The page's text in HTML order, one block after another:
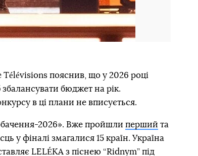
Télévisions пояснив, що у 2026 році
бюджет на рік.
в ці плани не вписується.
2026». Вже пройшли перший та
у фіналі змагалися 15 країн. Україна
LELÉKA з піснею “Ridnym” під